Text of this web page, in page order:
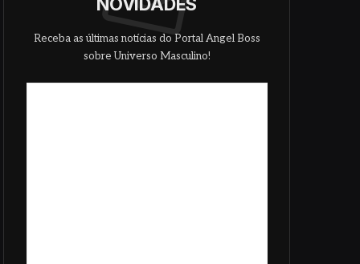
Receba as últimas notícias do Portal Angel Boss
sobre Universo Masculino!